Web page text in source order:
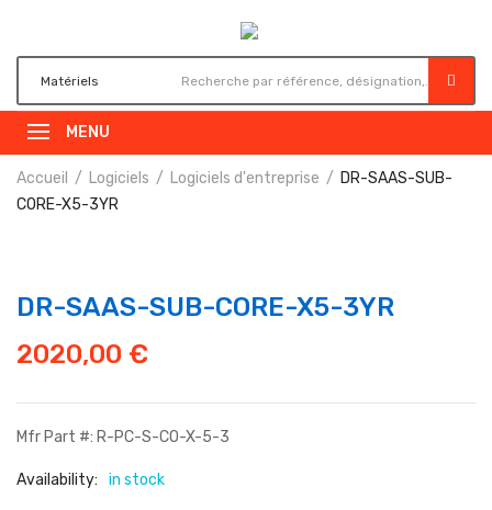
MENU
Accueil Logiciels Logiciels d'entreprise
DR-SAAS-SUB-
CORE-X5-3YR
DR-SAAS-SUB-CORE-X5-3YR
2020,00 €
Mfr Part #: R-PC-S-CO-X-5-3
Availability: in stock